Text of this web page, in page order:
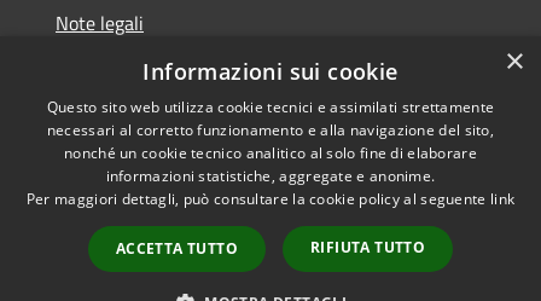
Note legali
Dichiarazione di accessibilità 2025
Accessibilità
Copyright © 2026 • Comune di
Osio Sotto • Powered by
Municipium•
Accesso
redazione
×
Informazioni sui cookie
Questo sito web utilizza cookie tecnici e assimilati strettamente
necessari al corretto funzionamento e alla navigazione del sito,
nonché un cookie tecnico analitico al solo fine di elaborare
informazioni statistiche, aggregate e anonime.
Per maggiori dettagli, può consultare la cookie policy al seguente link
ACCETTA TUTTO RIFIUTA TUTTO